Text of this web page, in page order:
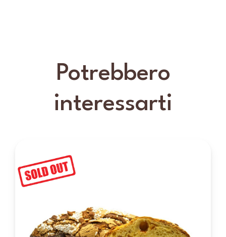
Potrebbero
interessarti